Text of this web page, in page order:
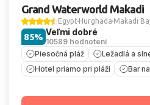
Grand Waterworld Makadi
Egypt Hurghada Makadi
Veľmi dobré
10589 hodnotení
85%
Piesočná pláž
Ležadlá a
Hotel priamo pri pláži
Bar